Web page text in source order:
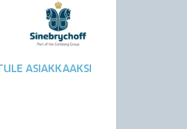
TULE ASIAKKAAKSI